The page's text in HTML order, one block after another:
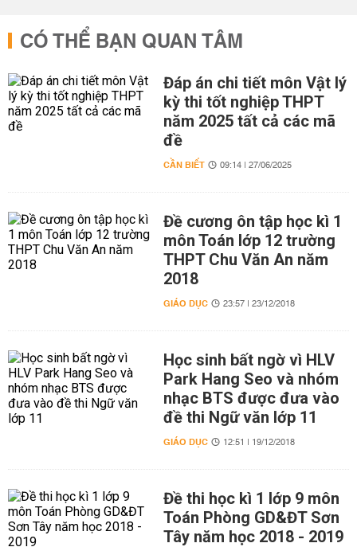
CÓ THỂ BẠN QUAN TÂM
Đáp án chi tiết môn Vật lý
kỳ thi tốt nghiệp THPT
năm 2025 tất cả các mã
đề
CẦN BIẾT 09:14 | 27/06/2025
Đề cương ôn tập học kì 1
môn Toán lớp 12 trường
THPT Chu Văn An năm
2018
GIÁO DỤC 23:57 | 23/12/2018
Học sinh bất ngờ vì HLV
Park Hang Seo và nhóm
nhạc BTS được đưa vào
đề thi Ngữ văn lớp 11
GIÁO DỤC 12:51 | 19/12/2018
Đề thi học kì 1 lớp 9 môn
Toán Phòng GD&ĐT Sơn
Tây năm học 2018 - 2019